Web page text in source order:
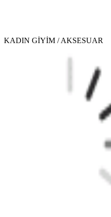
KADIN GİYİM / AKSESUAR